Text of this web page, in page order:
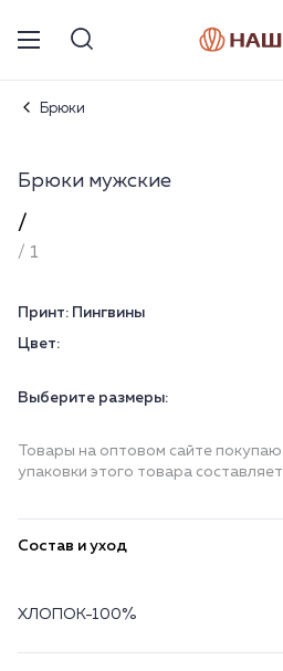
Брюки
Брюки мужские
/
/ 1
Принт: Пингвины
Цвет:
Выберите размеры:
Товары на оптовом сайте
упаковки этого товара
Состав и уход
ХЛОПОК-100%